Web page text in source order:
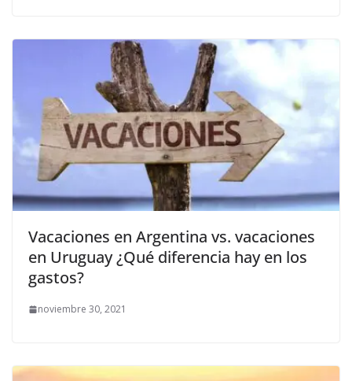
Vacaciones en Argentina vs. vacaciones
en Uruguay ¿Qué diferencia hay en los
gastos?
noviembre 30, 2021